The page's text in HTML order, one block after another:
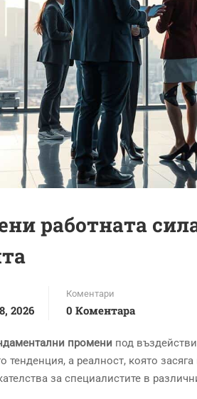
работната
2026
Коментари
0 Коментара
промени под
тенденция, а реалност, която
за специалистите в